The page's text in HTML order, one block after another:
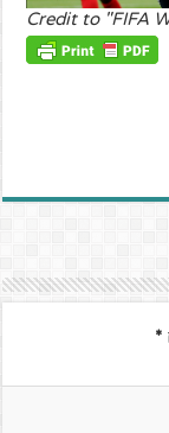
Credit to "FIFA
*